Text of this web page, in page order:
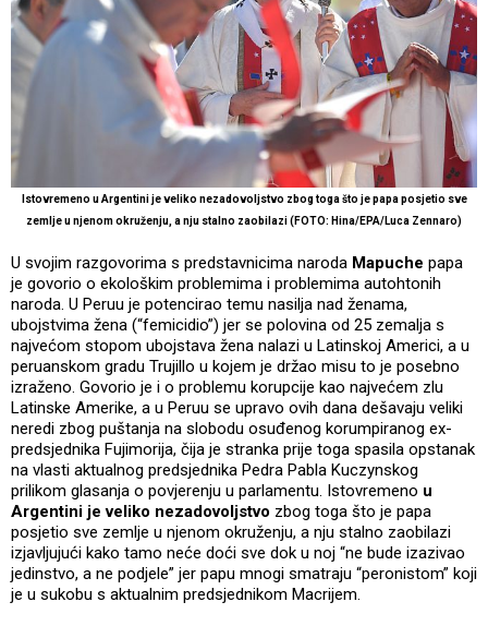
Istovremeno u Argentini je veliko nezadovoljstvo zbog toga što je papa posjetio sve
zemlje u njenom okruženju, a nju stalno zaobilazi (FOTO: Hina/EPA/Luca Zennaro)
U svojim razgovorima s predstavnicima naroda Mapuche papa
je govorio o ekološkim problemima i problemima autohtonih
naroda. U Peruu je potencirao temu nasilja nad ženama,
ubojstvima žena (“femicidio”) jer se polovina od 25 zemalja s
najvećom stopom ubojstava žena nalazi u Latinskoj Americi, a u
peruanskom gradu Trujillo u kojem je držao misu to je posebno
izraženo. Govorio je i o problemu korupcije kao najvećem zlu
Latinske Amerike, a u Peruu se upravo ovih dana dešavaju veliki
neredi zbog puštanja na slobodu osuđenog korumpiranog ex-
predsjednika Fujimorija, čija je stranka prije toga spasila opstanak
na vlasti aktualnog predsjednika Pedra Pabla Kuczynskog
prilikom glasanja o povjerenju u parlamentu. Istovremeno u
Argentini je veliko nezadovoljstvo zbog toga što je papa
posjetio sve zemlje u njenom okruženju, a nju stalno zaobilazi
izjavljujući kako tamo neće doći sve dok u noj “ne bude izazivao
jedinstvo, a ne podjele” jer papu mnogi smatraju “peronistom” koji
je u sukobu s aktualnim predsjednikom Macrijem.